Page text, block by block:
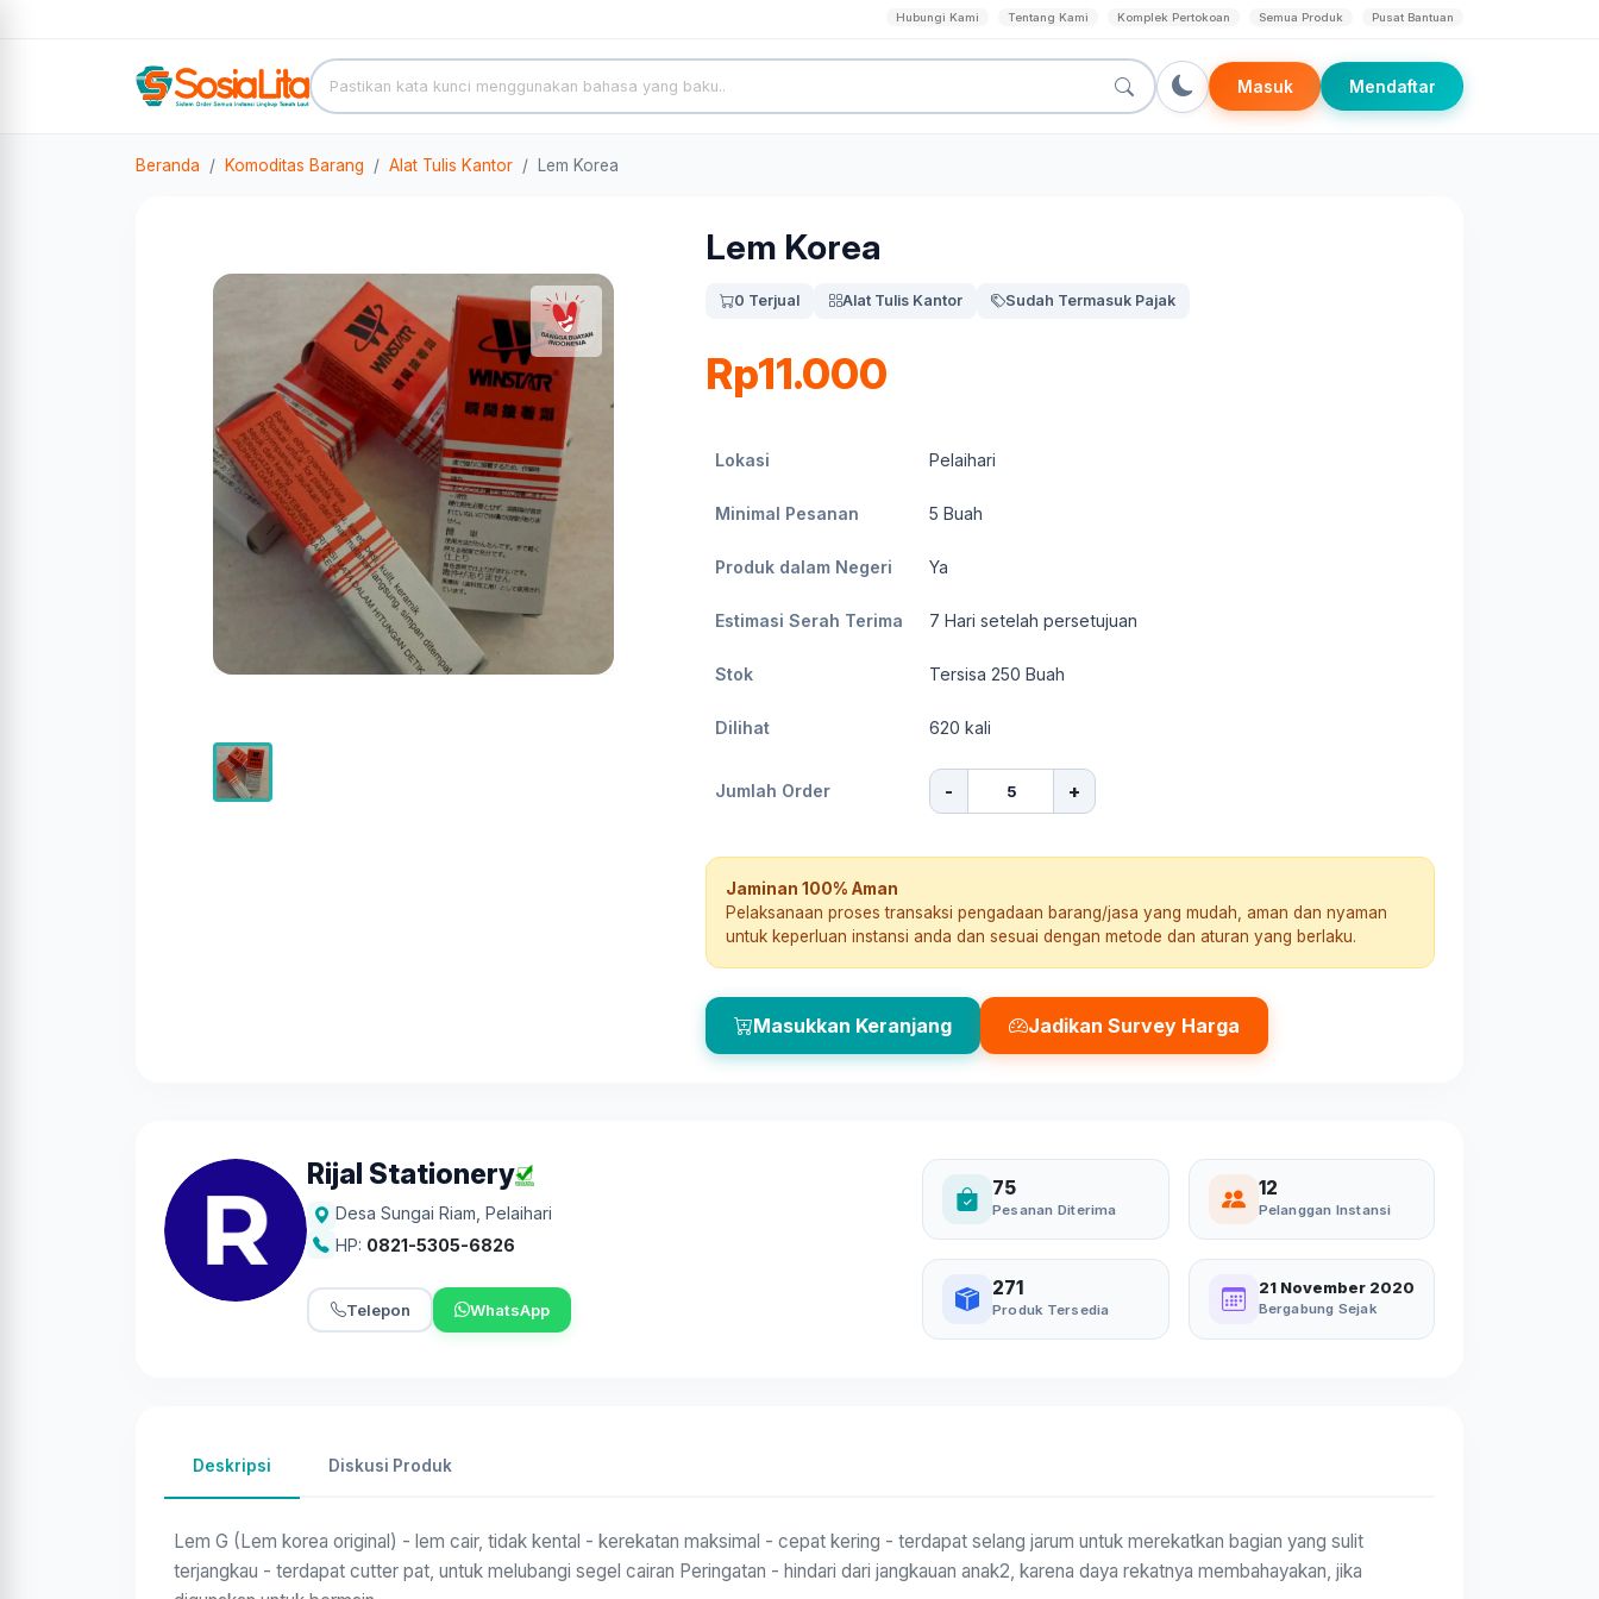
Hubungi Kami Tentang Kami Komplek Pertokoan Semua Produk Pusat Bantuan
Masuk Mendaftar
Beranda Komoditas Barang Alat Tulis Kantor Lem Korea
Lem Korea
0 Terjual Alat Tulis Kantor Sudah Termasuk Pajak
Rp11.000
Lokasi Pelaihari
Minimal Pesanan 5 Buah
Produk dalam Negeri Ya
Estimasi Serah Terima 7 Hari setelah persetujuan
Stok Tersisa 250 Buah
Dilihat 620 kali
Jumlah Order - +
Jaminan 100% Aman
Pelaksanaan proses transaksi pengadaan barang/jasa yang mudah, aman dan nyaman
untuk keperluan instansi anda dan sesuai dengan metode dan aturan yang berlaku.
Masukkan Keranjang Jadikan Survey Harga
Rijal Stationery
Desa Sungai Riam Pelaihari
HP: 0821-5305-6826
Telepon WhatsApp
75
Pesanan Diterima
12
Pelanggan Instansi
271
Produk Tersedia
21 November 2020
Bergabung Sejak
Deskripsi Diskusi Produk
Lem G (Lem korea original) - lem cair, tidak kental - kerekatan maksimal - cepat kering - terdapat selang jarum untuk merekatkan bagian yang sulit
terjangkau - terdapat cutter pat, untuk melubangi segel cairan Peringatan - hindari dari jangkauan anak2, karena daya rekatnya membahayakan, jika